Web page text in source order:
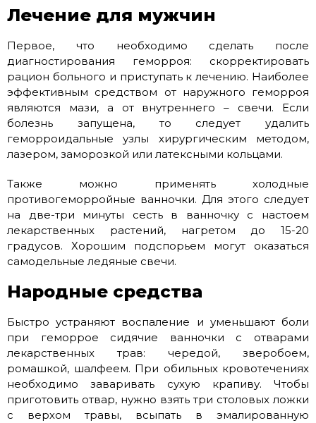
Лечение для мужчин
Первое, что необходимо сделать после
диагностирования геморроя: скорректировать
рацион больного и приступать к лечению. Наиболее
эффективным средством от наружного геморроя
являются мази, а от внутреннего – свечи. Если
болезнь запущена, то следует удалить
геморроидальные узлы хирургическим методом,
лазером, заморозкой или латексными кольцами.
Также можно применять холодные
противогеморройные ванночки. Для этого следует
на две-три минуты сесть в ванночку с настоем
лекарственных растений, нагретом до 15-20
градусов. Хорошим подспорьем могут оказаться
самодельные ледяные свечи.
Народные средства
Быстро устраняют воспаление и уменьшают боли
при геморрое сидячие ванночки с отварами
лекарственных трав: чередой, зверобоем,
ромашкой, шалфеем. При обильных кровотечениях
необходимо заваривать сухую крапиву. Чтобы
приготовить отвар, нужно взять три столовых ложки
с верхом травы, всыпать в эмалированную